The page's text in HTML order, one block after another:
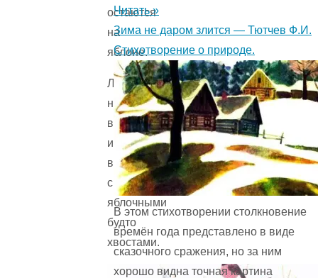
остаются
на
яблоне.
Лежат
на
ветках
и
виляют
своими
яблочными
будто
хвостами.
Читать »
Зима не даром злится — Тютчев Ф.И.
Стихотворение о природе.
В этом стихотворении столкновение
времён года представ­лено в виде
сказочного сражения, но за ним
хорошо видна точная картина